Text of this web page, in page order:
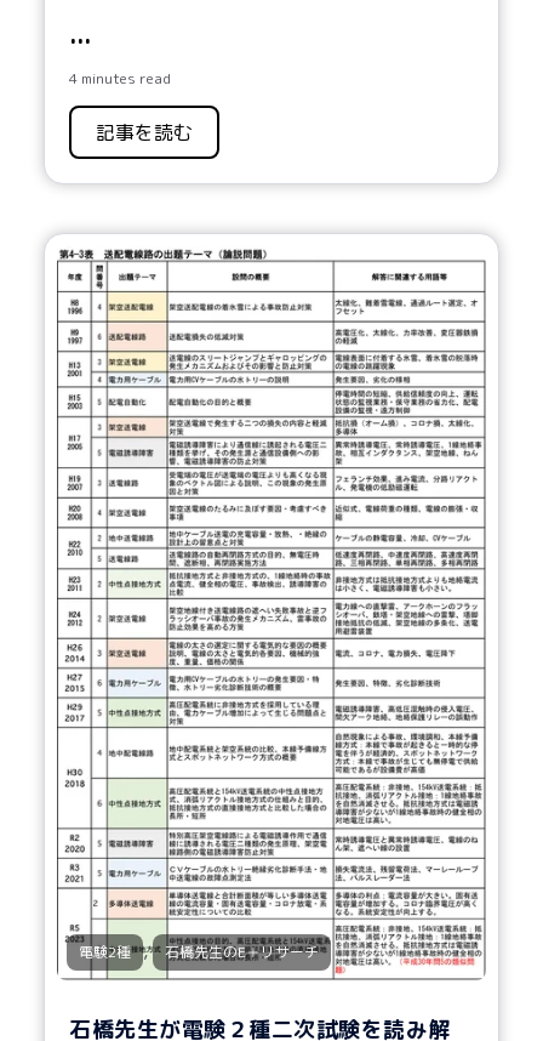
...
4 minutes read
記事を読む
電験2種 , 石橋先生のE＋リサーチ
石橋先生が電験２種二次試験を読み解